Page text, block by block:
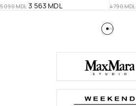
5 090MDL 3 563MDL 4 790MDL